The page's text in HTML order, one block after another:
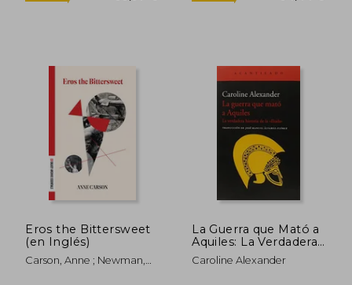
5% 5%
Eros the Bittersweet
(en Inglés)
Carson, Anne ; Newman,
La Guerra que Mató a
Aquiles: La Verdadera
Historia de la «Ilíada»
Caroline Alexander